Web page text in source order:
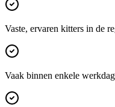
Vaste, ervaren kitters in de
Vaak binnen enkele